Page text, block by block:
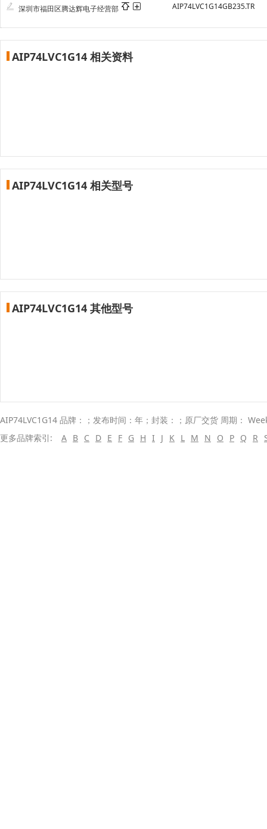
深圳市福田区腾达辉电子经营部 AIP74LVC1G14GB235.TR
AIP74LVC1G14 相关资料
AIP74LVC1G14 相关型号
AIP74LVC1G14 其他型号
AIP74LVC1G14 品牌：；发布时间：年；封装：；原厂交货 周期：
更多品牌索引:
A B C D E F G H I J K L M N O P Q R